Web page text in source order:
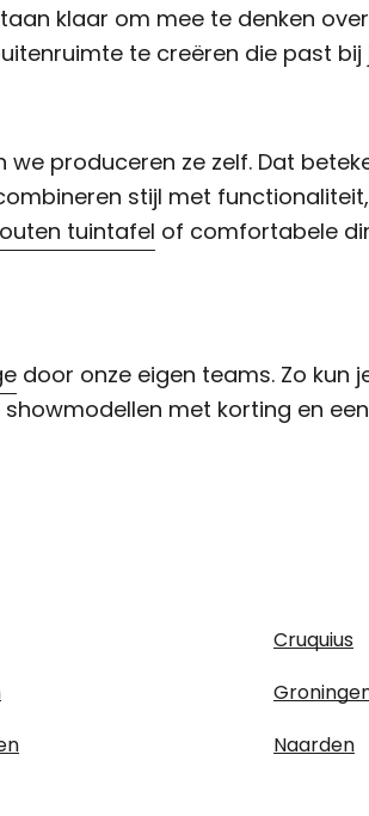
klaar om mee te denken
te creëren die past bij
we produceren ze zelf. Dat
stijl met
tuintafel of comfortabele
door onze eigen teams. Zo kun
met korting en
Cruquius
Naarden